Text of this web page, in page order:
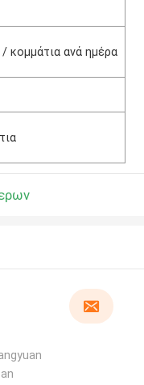
κομμάτια ανά ημέρα